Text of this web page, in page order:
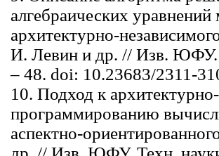
алгебраических
архитектурно-
И. Левин и др. // Изв. ЮФУ.
– 48. doi: 10.23683/2311-
10. Подход к
программированию
аспектно-